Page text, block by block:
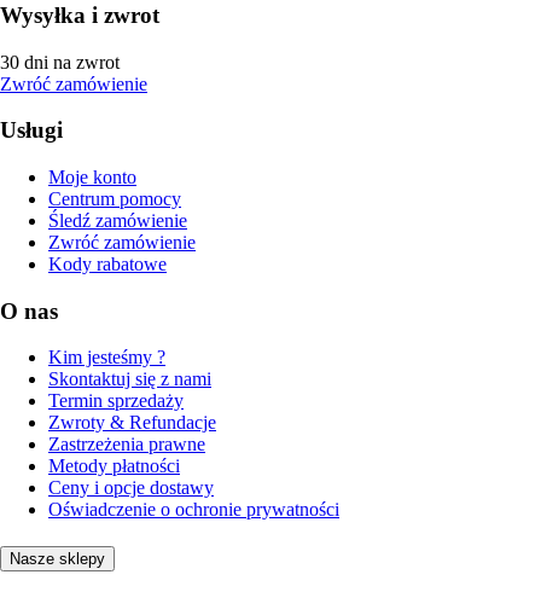
Wysyłka i zwrot
30 dni na zwrot
Zwróć zamówienie
Usługi
Moje konto
Centrum pomocy
Śledź zamówienie
Zwróć zamówienie
Kody rabatowe
O nas
Kim jesteśmy ?
Skontaktuj się z nami
Termin sprzedaży
Zwroty & Refundacje
Zastrzeżenia prawne
Metody płatności
Ceny i opcje dostawy
Oświadczenie o ochronie prywatności
Nasze sklepy